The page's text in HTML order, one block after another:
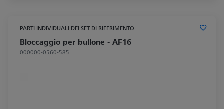
PARTI INDIVIDUALI DEI SET DI RIFERIMENTO
Bloccaggio per bullone - AF16
000000-0560-585